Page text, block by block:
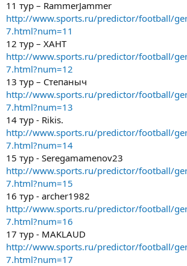
11 тур – RammerJammer
http://www.sports.ru/predictor/football/
7.html?num=11
12 тур – ХАНТ
http://www.sports.ru/predictor/football/
7.html?num=12
13 тур – Степаныч
http://www.sports.ru/predictor/football/
7.html?num=13
14 тур - Rikis.
http://www.sports.ru/predictor/football/
7.html?num=14
15 тур - Seregamamenov23
http://www.sports.ru/predictor/football/
7.html?num=15
16 тур - archer1982
http://www.sports.ru/predictor/football/
7.html?num=16
17 тур - MAKLAUD
http://www.sports.ru/predictor/football/
7.html?num=17